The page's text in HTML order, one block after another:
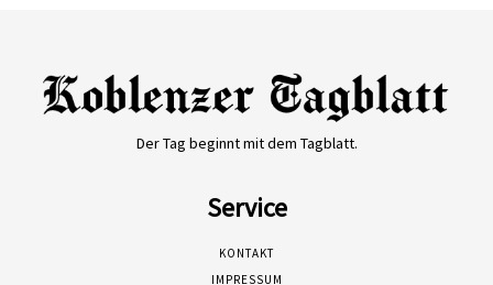
Der Tag beginnt mit dem Tagblatt.
Service
KONTAKT
IMPRESSUM